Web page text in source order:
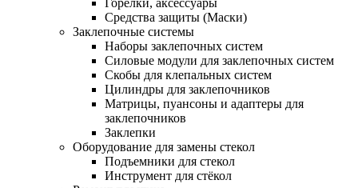
Горелки, аксессуары
Средства защиты (Маски)
Заклепочные системы
Наборы заклепочных систем
Силовые модули для заклепочных систем
Скобы для клепальных систем
Цилиндры для заклепочников
Матрицы, пуансоны и адаптеры для
заклепочников
Заклепки
Оборудование для замены стекол
Подъемники для стекол
Инструмент для стёкол